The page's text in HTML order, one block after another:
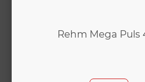
Rehm Mega Puls